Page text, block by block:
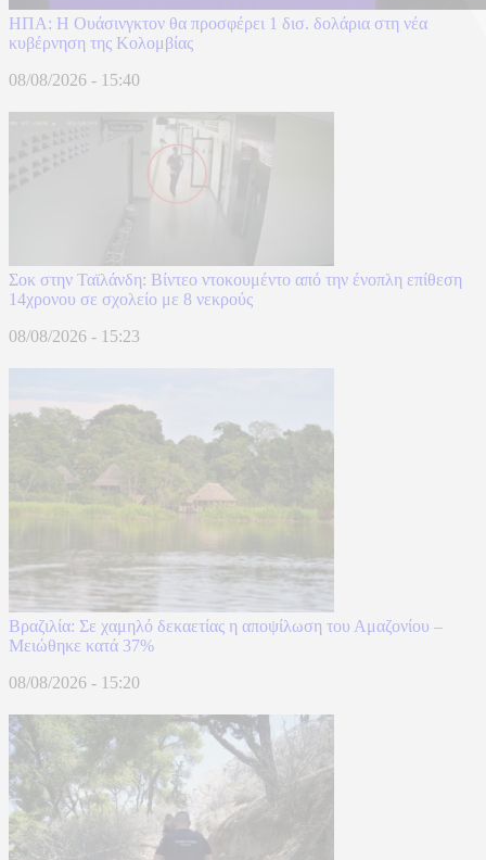
ΗΠΑ: H Ουάσινγκτον θα προσφέρει 1 δισ. δολάρια στη νέα
κυβέρνηση της Κολομβίας
08/08/2026 - 15:40
Σοκ στην Ταϊλάνδη: Βίντεο ντοκουμέντο από την ένοπλη επίθεση
14χρονου σε σχολείο με 8 νεκρούς
08/08/2026 - 15:23
Βραζιλία: Σε χαμηλό δεκαετίας η αποψίλωση του Αμαζονίου –
Μειώθηκε κατά 37%
08/08/2026 - 15:20